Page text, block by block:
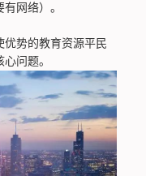
网络）。
势的教育资源平民
问题。